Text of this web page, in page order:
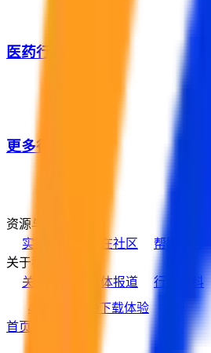
医药行业
更多行业客户
资源与支持
实在学院
实在社区 帮助中心
关于我们
关于实在
媒体报道 行业百科
400-139-9089
下载体验
首页